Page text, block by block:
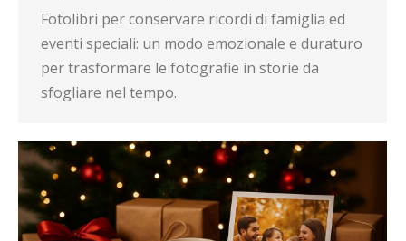
Fotolibri per conservare ricordi di famiglia ed
eventi speciali: un modo emozionale e duraturo
per trasformare le fotografie in storie da
sfogliare nel tempo.